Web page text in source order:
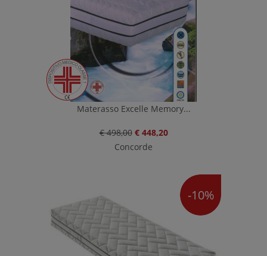
Materasso Excelle Memory...
€ 498,00 € 448,20
Concorde
-10%